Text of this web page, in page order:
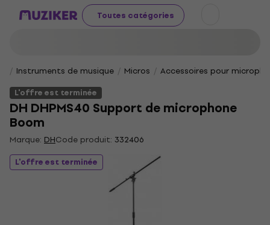
Toutes catégories
Instruments de musique Micros
Accessoires pour
L'offre est terminée
DH DHPMS40 Support de microphone
Boom
Marque: DHCode produit: 332406
L'offre est terminée